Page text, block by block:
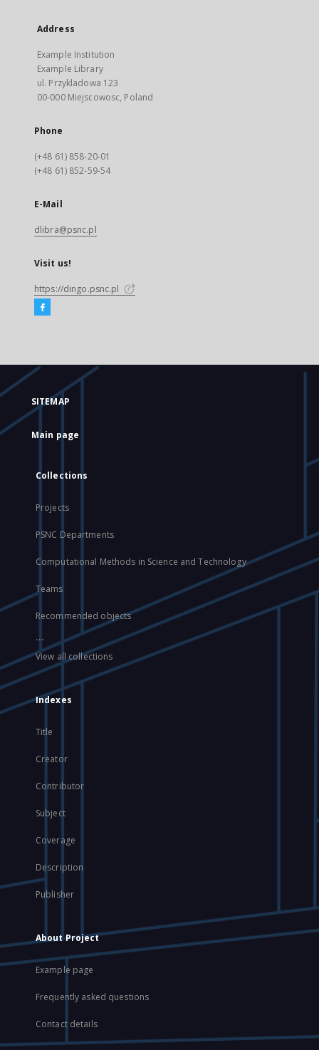
Address
Example Institution
Example Library
ul. Przykladowa 123
00-000 Miejscowosc, Poland
Phone
(+48 61) 858-20-01
(+48 61) 852-59-54
E-Mail
dlibra@psnc.pl
Visit us!
https://dingo.psnc.pl
SITEMAP
Main page
Collections
Projects
PSNC Departments
Computational Methods in Science and Technology
Teams
Recommended objects
...
View all collections
Indexes
Title
Creator
Contributor
Subject
Coverage
Description
Publisher
About Project
Example page
Frequently asked questions
Contact details